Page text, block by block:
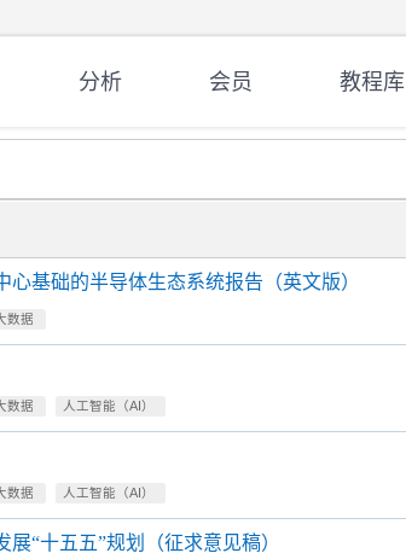
分析 会员 教程库
基础的半导体生态系统报告（英文版）
数据
数据 人工智能（AI）
数据 人工智能（AI）
“十五五”规划（征求意见稿）